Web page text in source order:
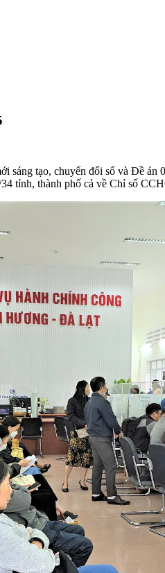
tạo, chuyển đổi số và Đề
tỉnh, thành phố cả về Chỉ số